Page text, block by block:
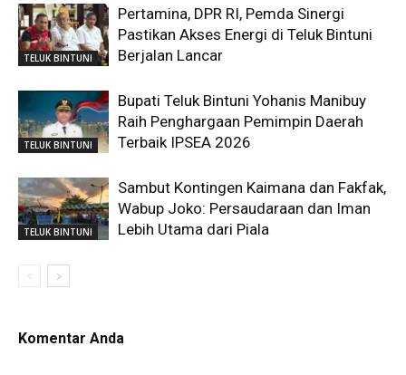
TELUK BINTUNI
Pertamina, DPR RI, Pemda Sinergi
Pastikan Akses Energi di Teluk Bintuni
Berjalan Lancar
TELUK BINTUNI
Bupati Teluk Bintuni Yohanis Manibuy
Raih Penghargaan Pemimpin Daerah
Terbaik IPSEA 2026
TELUK BINTUNI
Sambut Kontingen Kaimana dan Fakfak,
Wabup Joko: Persaudaraan dan Iman
Lebih Utama dari Piala
Komentar Anda